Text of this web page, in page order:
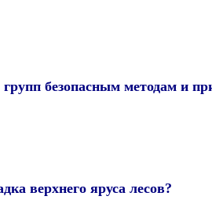
безопасным методам и
верхнего яруса лесов?